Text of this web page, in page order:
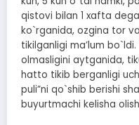
qistovi bilan 1 xafta
ko`rganida, ozgina tor
tikilganligi maʼlum
olmasligini aytganida,
hatto tikib berganligi
puli”ni qo`shib berishi
buyurtmachi kelisha